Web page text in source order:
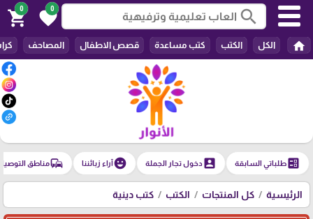
search
0
favorite
0
shopping_cart
home الكل الكتب كتب مساعدة قصص الاطفال المصاحف
ballotطلباتي السابقة account_boxدخول تجار الجملة emoji_emotionsآراء زبائننا commuteمناطق
الرئيسية كل المنتجات الكتب كتب دينية